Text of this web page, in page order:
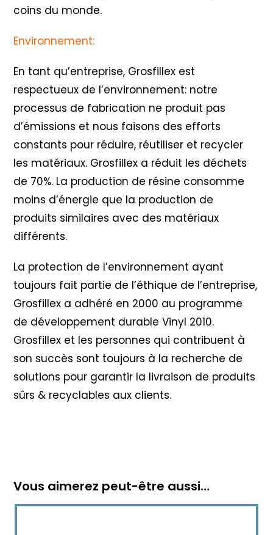
coins du monde.
Environnement:
En tant qu’entreprise, Grosfillex est
respectueux de l’environnement: notre
processus de fabrication ne produit pas
d’émissions et nous faisons des efforts
constants pour réduire, réutiliser et recycler
les matériaux. Grosfillex a réduit les déchets
de 70%. La production de résine consomme
moins d’énergie que la production de
produits similaires avec des matériaux
différents.
La protection de l’environnement ayant
toujours fait partie de l’éthique de l’entreprise,
Grosfillex a adhéré en 2000 au programme
de développement durable Vinyl 2010.
Grosfillex et les personnes qui contribuent à
son succès sont toujours à la recherche de
solutions pour garantir la livraison de produits
sûrs & recyclables aux clients.
Vous aimerez peut-être aussi…